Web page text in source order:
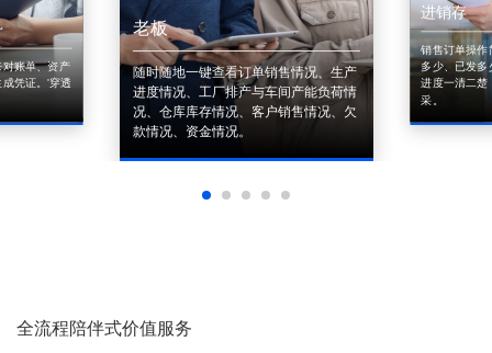
账单、资产
凭证。'穿透
老板
随时随地一键查看订单销售情况、生产
进度情况、工厂排产与车间产能负荷情
况、仓库库存情况、客户销售情况、欠
款情况、资金情况。
进销存
销售订单操作
多少、已发多
进度一清二楚
采。
全流程陪伴式价值服务